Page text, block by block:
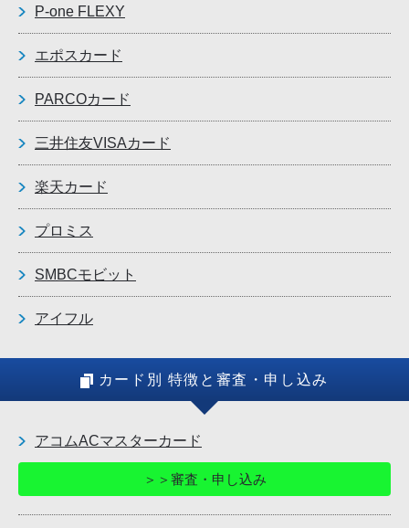
P-one FLEXY
エポスカード
PARCOカード
三井住友VISAカード
楽天カード
プロミス
SMBCモビット
アイフル
カード別 特徴と審査・申し込み
アコムACマスターカード
＞＞審査・申し込み